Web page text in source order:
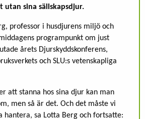
utan sina sällskapsdjur.
professor i husdjurens miljö och
programpunkt om just
årets Djurskyddskonferens,
och SLU:s vetenskapliga
att stanna hos sina djur kan man
men så är det. Och det måste vi
hantera, sa Lotta Berg och fortsatte: